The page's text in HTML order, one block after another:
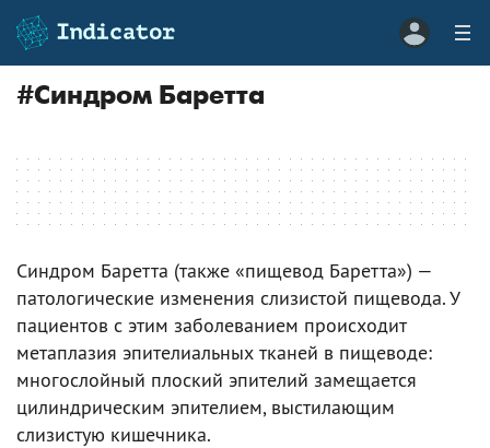
#Синдром Баретта
Синдром Баретта (также «пищевод Баретта») —
патологические изменения слизистой пищевода. У
пациентов с этим заболеванием происходит
метаплазия эпителиальных тканей в пищеводе:
многослойный плоский эпителий замещается
цилиндрическим эпителием, выстилающим
слизистую кишечника.